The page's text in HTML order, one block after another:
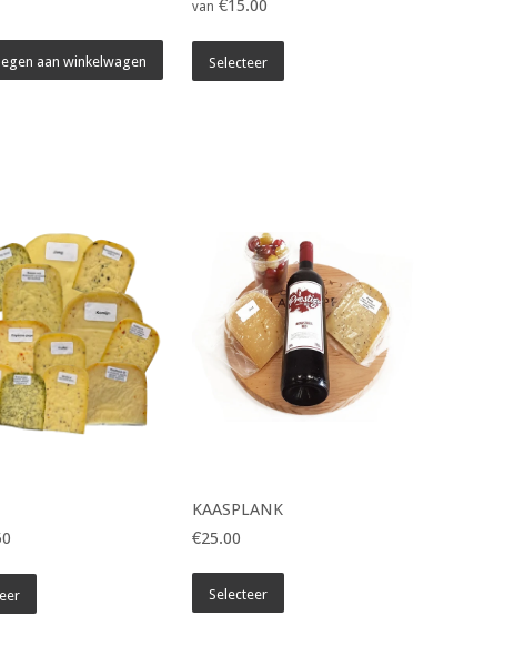
aan winkelwagen
van €15.00
Selecteer
KAASPLANK
€25.00
Selecteer